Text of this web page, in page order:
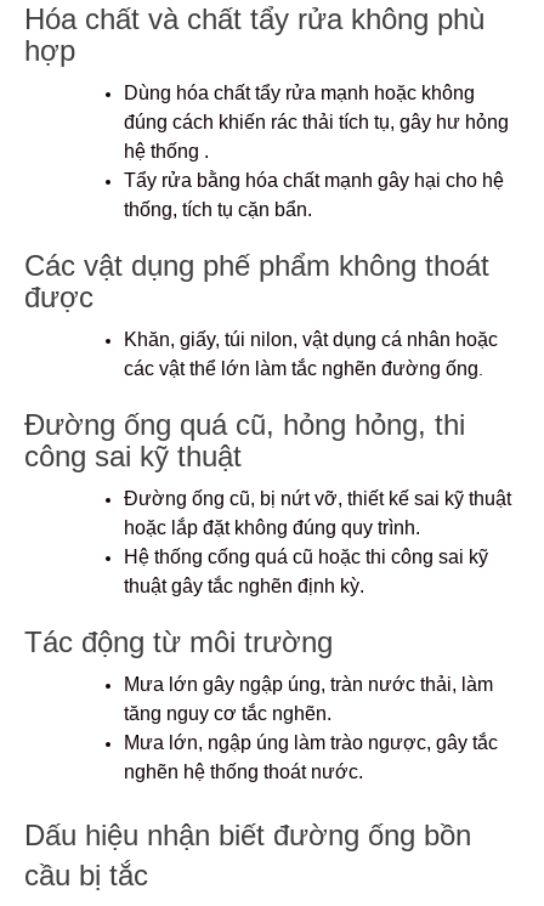
Hóa chất và chất tẩy rửa không phù
hợp
Dùng hóa chất tẩy rửa mạnh hoặc không
đúng cách khiến rác thải tích tụ, gây hư hỏng
hệ thống .
Tẩy rửa bằng hóa chất mạnh gây hại cho hệ
thống, tích tụ cặn bẩn.
Các vật dụng phế phẩm không thoát
được
Khăn, giấy, túi nilon, vật dụng cá nhân hoặc
các vật thể lớn làm tắc nghẽn đường ống
Đường ống quá cũ, hỏng hỏng, thi
công sai kỹ thuật
Đường ống cũ, bị nứt vỡ, thiết kế sai kỹ thuật
hoặc lắp đặt không đúng quy trình.
Hệ thống cống quá cũ hoặc thi công sai kỹ
thuật gây tắc nghẽn định kỳ.
Tác động từ môi trường
Mưa lớn gây ngập úng, tràn nước thải, làm
tăng nguy cơ tắc nghẽn.
Mưa lớn, ngập úng làm trào ngược, gây tắc
nghẽn hệ thống thoát nước.
Dấu hiệu nhận biết đường ống bồn
cầu bị tắc